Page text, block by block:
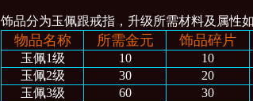
饰品分为玉佩跟戒指，升级所需材料及属性
物品名称 所需金元 饰品碎片
玉佩1级 10 10
玉佩2级
30 20
玉佩3级
60 30